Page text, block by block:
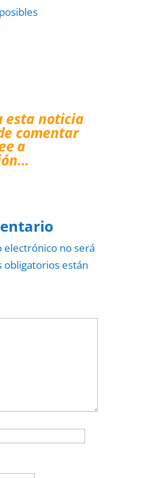
esta noticia
comentar
a
electrónico no será
obligatorios están